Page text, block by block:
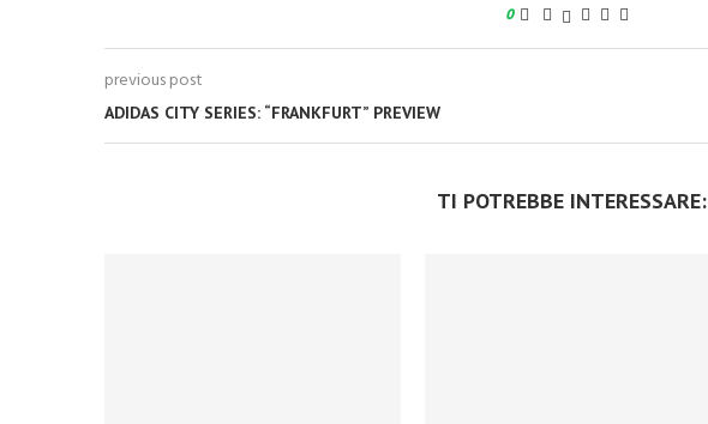
0
previous post
ADIDAS CITY SERIES: “FRANKFURT” PREVIEW
TI POTREBBE INTERESSARE: